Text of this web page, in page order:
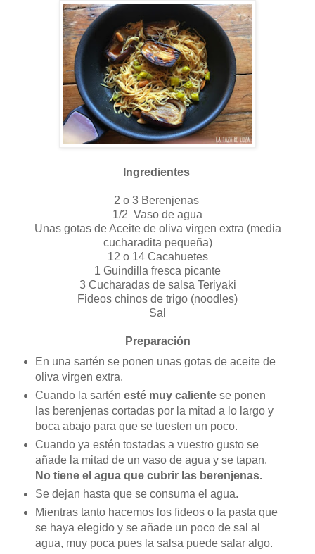
Ingredientes
2 o 3 Berenjenas
1/2 Vaso de agua
Unas gotas de Aceite de oliva virgen extra (media
cucharadita pequeña)
12 o 14 Cacahuetes
1 Guindilla fresca picante
3 Cucharadas de salsa Teriyaki
Fideos chinos de trigo (noodles)
Sal
Preparación
En una sartén se ponen unas gotas de aceite de
oliva virgen extra.
Cuando la sartén esté muy calientese ponen
las berenjenas cortadas por la mitad a lo largo y
boca abajo para que se tuesten un poco.
Cuando ya estén tostadas a vuestro gusto se
añade la mitad de un vaso de agua y se tapan.
No tiene el agua que cubrir las berenjenas.
Se dejan hasta que se consuma el agua.
Mientras tanto hacemos los fideos o la pasta que
se haya elegido y se añade un poco de sal al
agua, muy poca pues la salsa puede salar algo.